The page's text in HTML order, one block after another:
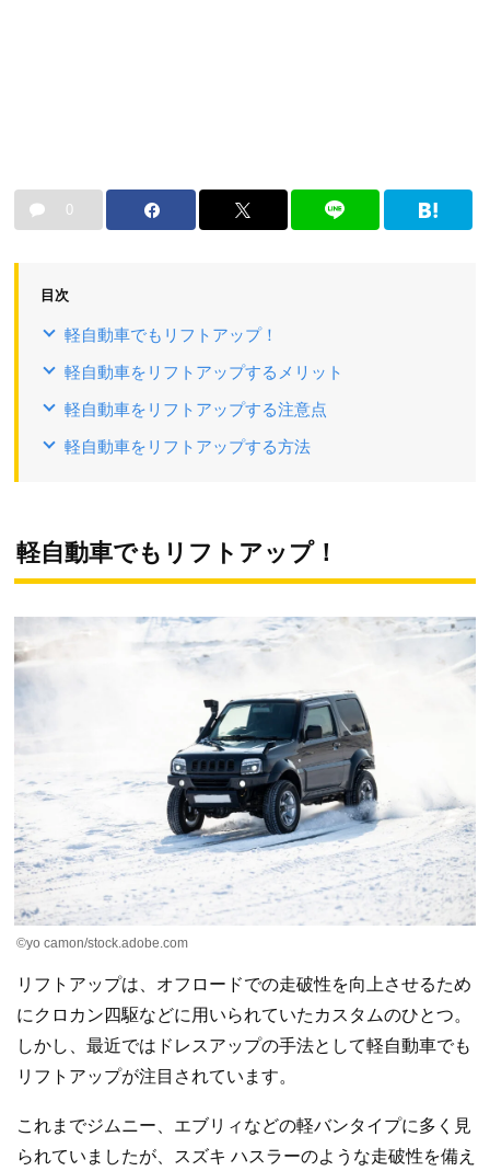
0
目次
軽自動車でもリフトアップ！
軽自動車をリフトアップするメリット
軽自動車をリフトアップする注意点
軽自動車をリフトアップする方法
軽自動車でもリフトアップ！
©yo camon/stock.adobe.com
リフトアップは、オフロードでの走破性を向上させるため
にクロカン四駆などに用いられていたカスタムのひとつ。
しかし、最近ではドレスアップの手法として軽自動車でも
リフトアップが注目されています。
これまでジムニー、エブリィなどの軽バンタイプに多く見
られていましたが、スズキ ハスラーのような走破性を備え